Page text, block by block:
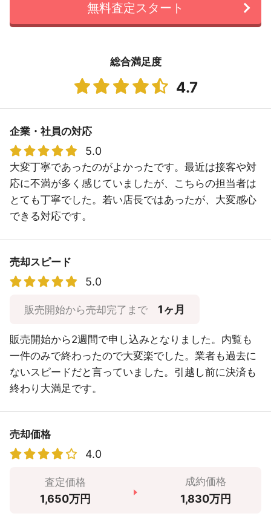
無料査定スタート
総合満足度
4.7
企業・社員の対応
5.0
大変丁寧であったのがよかったです。最近は接客や対
応に不満が多く感じていましたが、こちらの担当者は
とても丁寧でした。若い店長ではあったが、大変感心
できる対応です。
売却スピード
5.0
販売開始から売却完了まで 1ヶ月
販売開始から2週間で申し込みとなりました。内覧も
一件のみで終わったので大変楽でした。業者も過去に
ないスピードだと言っていました。引越し前に決済も
終わり大満足です。
売却価格
4.0
査定価格
1,650万円
成約価格
1,830万円